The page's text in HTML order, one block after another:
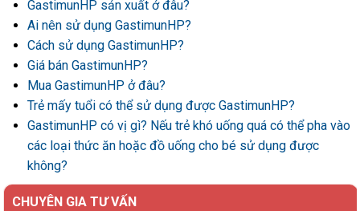
GastimunHP sản xuất ở đâu?
Ai nên sử dụng GastimunHP?
Cách sử dụng GastimunHP?
Giá bán GastimunHP?
Mua GastimunHP ở đâu?
Trẻ mấy tuổi có thể sử dụng được GastimunHP?
GastimunHP có vị gì? Nếu trẻ khó uống quá có thể pha vào
các loại thức ăn hoặc đồ uống cho bé sử dụng được
không?
CHUYÊN GIA TƯ VẤN